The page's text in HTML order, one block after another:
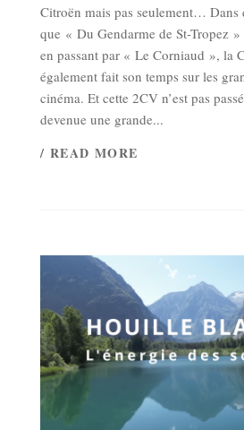
Citroën mais pas seulement… Dans
que « Du Gendarme de St-Tropez
en passant par « Le Corniaud », la
également fait son temps sur les
cinéma. Et cette 2CV n’est pas
devenue une grande...
/ READ MORE